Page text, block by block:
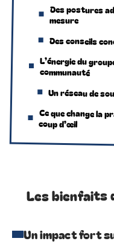
Des postures
mesure
Des conseils
L’énergie du
communauté
Un réseau de
Ce que change la
coup d’œil
Les bienfaits
Un impact fort